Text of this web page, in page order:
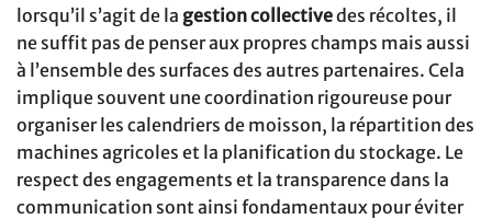
lorsqu’il s’agit de la gestion collectivedes récoltes, il
ne suffit pas de penser aux propres champs mais aussi
à l’ensemble des surfaces des autres partenaires. Cela
implique souvent une coordination rigoureuse pour
organiser les calendriers de moisson, la répartition des
machines agricoles et la planification du stockage. Le
respect des engagements et la transparence dans la
communication sont ainsi fondamentaux pour éviter